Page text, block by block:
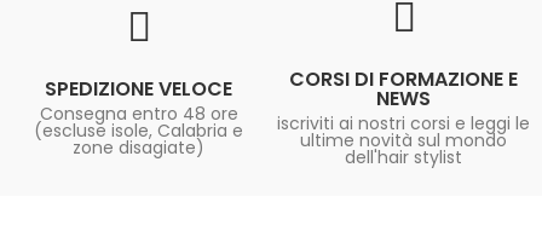
SPEDIZIONE VELOCE
Consegna entro 48 ore
(escluse isole, Calabria e
zone disagiate)
CORSI DI FORMAZIONE E
NEWS
iscriviti ai nostri corsi e leggi le
ultime novità sul mondo
dell'hair stylist